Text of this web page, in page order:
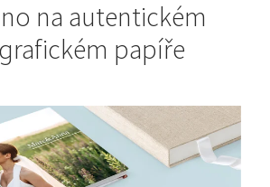
na autentickém
papíře